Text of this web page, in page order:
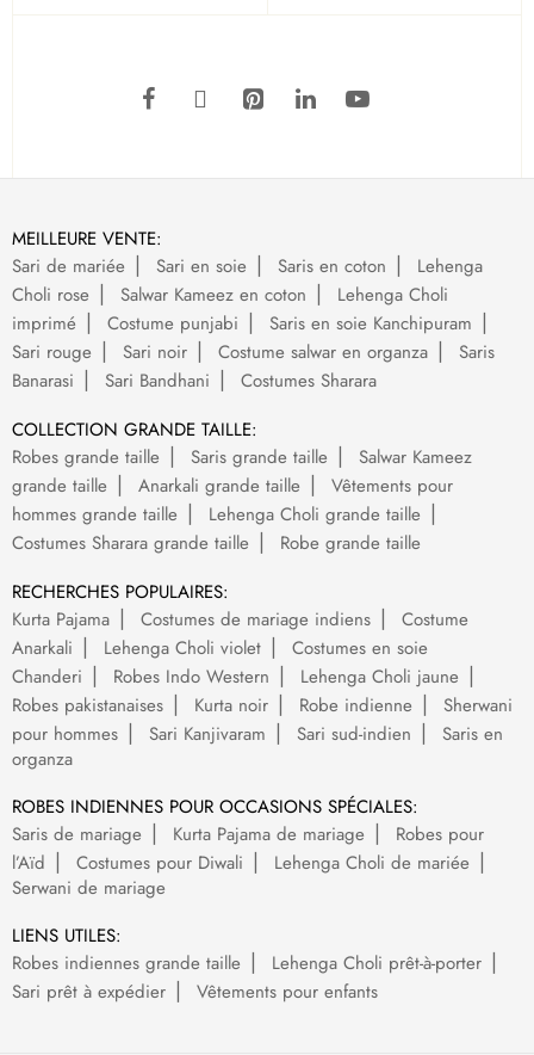
MEILLEURE VENTE:
Sari de mariée
Sari en soie Saris en coton
Lehenga
Choli rose
Salwar Kameez en coton
Lehenga Choli
imprimé
Costume punjabi
Saris en soie Kanchipuram
Sari rouge
Sari noir Costume salwar en organza
Saris
Banarasi
Sari Bandhani
Costumes Sharara
COLLECTION GRANDE TAILLE:
Robes grande taille
Saris grande taille
Salwar Kameez
grande taille
Anarkali grande taille
Vêtements pour
hommes grande taille
Lehenga Choli grande taille
Costumes Sharara grande taille
Robe grande taille
RECHERCHES POPULAIRES:
Kurta Pajama
Costumes de mariage indiens
Costume
Anarkali
Lehenga Choli violet
Costumes en soie
Chanderi
Robes Indo Western
Lehenga Choli jaune
Robes pakistanaises
Kurta noir Robe indienne
Sherwani
pour hommes
Sari Kanjivaram Sari sud-indien
Saris en
organza
ROBES INDIENNES POUR OCCASIONS SPÉCIALES:
Saris de mariage
Kurta Pajama de mariage
Robes pour
l’Aïd
Costumes pour Diwali
Lehenga Choli de mariée
Serwani de mariage
LIENS UTILES:
Robes indiennes grande taille
Lehenga Choli prêt-à-porter
Sari prêt à expédier
Vêtements pour enfants